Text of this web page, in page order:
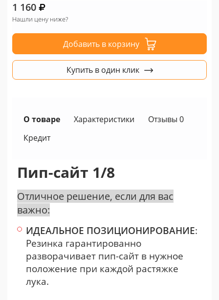
1 160
Нашли цену ниже?
Добавить в корзину
Купить в один клик
О товаре Характеристики
Отзывы 0
Кредит
Пип-сайт 1/8
Отличное решение, если для вас
важно:
ИДЕАЛЬНОЕ ПОЗИЦИОНИРОВАНИЕ:
Резинка гарантированно
разворачивает пип-сайт в нужное
положение при каждой растяжке
лука.